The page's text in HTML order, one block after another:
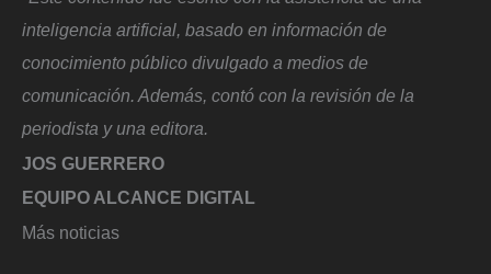
inteligencia artificial, basado en información de
conocimiento público divulgado a medios de
comunicación. Además, contó con la revisión de la
periodista y una editora.
JOS GUERRERO
EQUIPO ALCANCE DIGITAL
Más noticias